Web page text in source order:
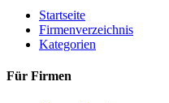
Startseite
Firmenverzeichnis
Kategorien
Für Firmen